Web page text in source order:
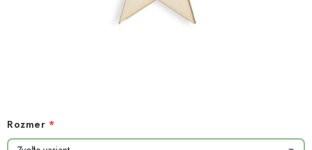
Hodnotenie obchodu
Podmienky ochrany osobných údajov
Rozmer